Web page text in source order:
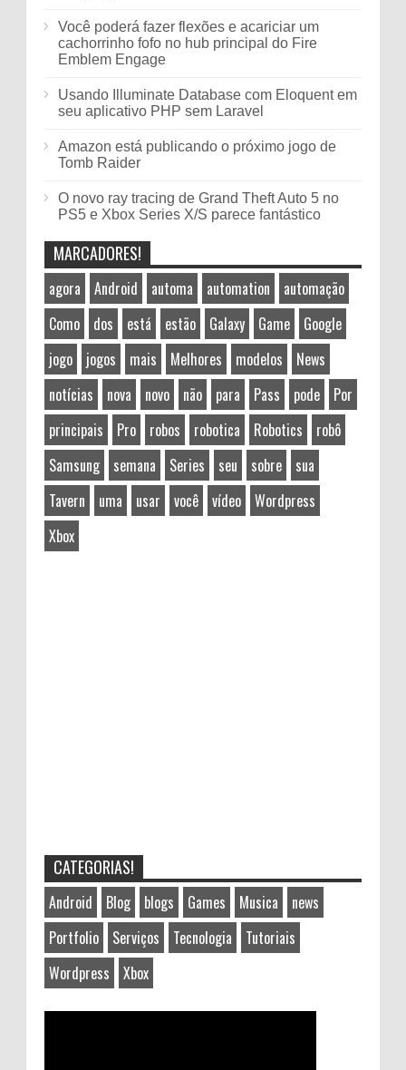
Você poderá fazer flexões e acariciar um
cachorrinho fofo no hub principal do Fire
Emblem Engage
Usando Illuminate Database com Eloquent em
seu aplicativo PHP sem Laravel
Amazon está publicando o próximo jogo de
Tomb Raider
O novo ray tracing de Grand Theft Auto 5 no
PS5 e Xbox Series X/S parece fantástico
MARCADORES!
agora Android automa automation
automação
Como
dos está estão Galaxy Game
Google
jogo
jogos mais Melhores modelos
News
notícias
nova novo não para Pass pode
Por
principais
Pro robos robotica Robotics
robô
Samsung
semana Series seu sobre
sua
Tavern
uma usar você vídeo
Wordpress
Xbox
CATEGORIAS!
Android Blog blogs Games Musica
news
Portfolio
Serviços Tecnologia
Tutoriais
Wordpress
Xbox